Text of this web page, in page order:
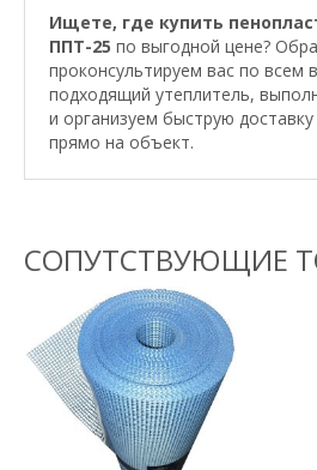
Ищете, где купить
ППТ-25 по выгодной цене?
проконсультируем вас по всем
подходящий утеплитель,
и организуем быструю
прямо на объект.
СОПУТСТВУЮЩИЕ